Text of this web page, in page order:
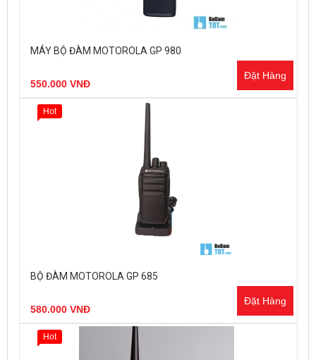
MÁY BỘ ĐÀM MOTOROLA GP 980
550.000 VNĐ
Đặt Hàng
BỘ ĐÀM MOTOROLA GP 685
580.000 VNĐ
Đặt Hàng
Hot
Hot